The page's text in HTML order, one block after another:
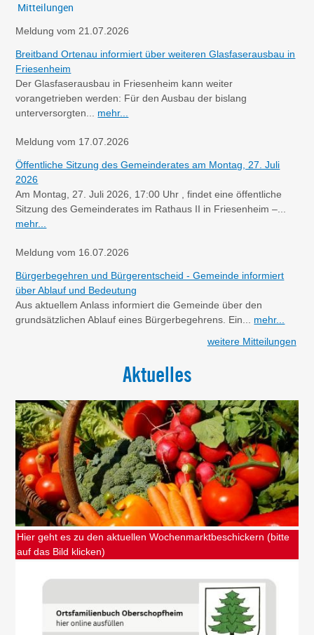
Mitteilungen
Meldung vom 21.07.2026
Breitband Ortenau informiert über weiteren Glasfaserausbau in
Friesenheim
Der Glasfaserausbau in Friesenheim kann weiter
vorangetrieben werden: Für den Ausbau der bislang
unterversorgten... mehr...
Meldung vom 17.07.2026
Öffentliche Sitzung des Gemeinderates am Montag, 27. Juli
2026
Am Montag, 27. Juli 2026, 17:00 Uhr , findet eine öffentliche
Sitzung des Gemeinderates im Rathaus II in Friesenheim –...
mehr...
Meldung vom 16.07.2026
Bürgerbegehren und Bürgerentscheid - Gemeinde informiert
über Ablauf und Bedeutung
Aus aktuellem Anlass informiert die Gemeinde über den
grundsätzlichen Ablauf eines Bürgerbegehrens. Ein... mehr...
weitere Mitteilungen
Aktuelles
Hier geht es zu den aktuellen Wochenmarktbeschickern (bitte
auf das Bild klicken)